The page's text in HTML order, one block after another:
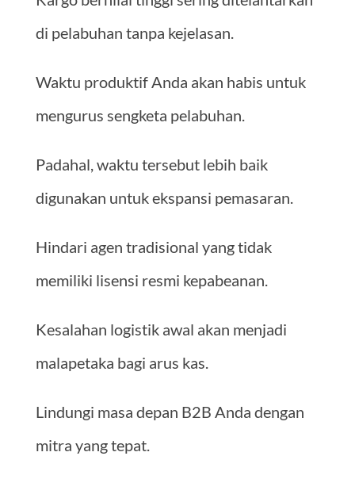
di pelabuhan tanpa kejelasan.
Waktu produktif Anda akan habis untuk
mengurus sengketa pelabuhan.
Padahal, waktu tersebut lebih baik
digunakan untuk ekspansi pemasaran.
Hindari agen tradisional yang tidak
memiliki lisensi resmi kepabeanan.
Kesalahan logistik awal akan menjadi
malapetaka bagi arus kas.
Lindungi masa depan B2B Anda dengan
mitra yang tepat.